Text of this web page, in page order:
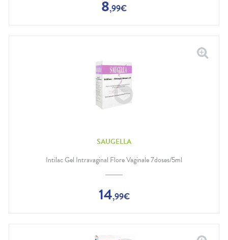
8,99€
SAUGELLA
Intilac Gel Intravaginal Flore Vaginale 7doses/5ml
14,99€